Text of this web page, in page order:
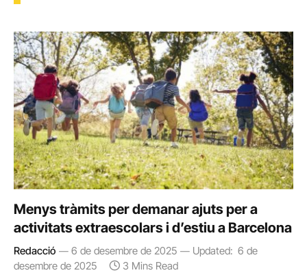
Menys tràmits per demanar ajuts per a
activitats extraescolars i d’estiu a Barcelona
Redacció 6 de desembre de 2025 Updated: 6 de
desembre de 2025
3 Mins Read